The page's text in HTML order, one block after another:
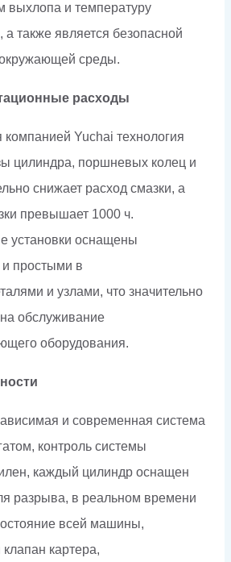
выхлопа и температуру
а также является безопасной
среды.
расходы
компанией Yuchai технология
цилиндра, поршневых колец и
снижает расход смазки, а
превышает 1000 ч.
установки оснащены
простыми в
и узлами, что значительно
обслуживание
оборудования.
и современная система
контроль системы
каждый цилиндр оснащен
разрыва, в реальном времени
всей машины,
картера,